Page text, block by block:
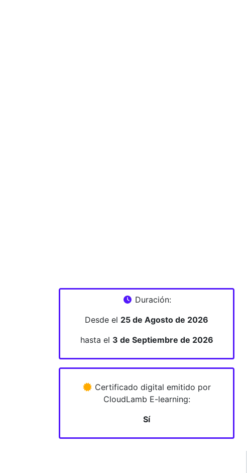
Duración:
Desde el 25 de Agosto de 2026
hasta el 3 de Septiembre de 2026
Certificado digital emitido por
CloudLamb E-learning:
Sí